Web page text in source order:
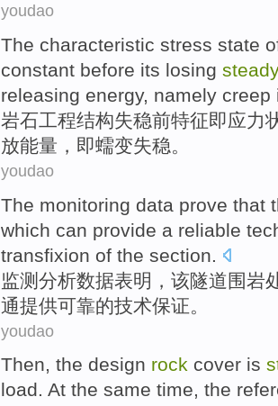
youdao
The characteristic stress state
constant before its losing steady
releasing energy, namely creep
岩石工程结构失稳前特征即应力
放能量 ，即蠕变失稳。
youdao
The monitoring data prove that
which can provide a reliable
transfixion of the section
监测分析数据表明 ， 该隧道 围岩
通提供可靠的技术保证。
youdao
Then, the design rock cover is
load. At the same time, the